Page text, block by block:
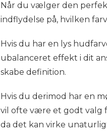
Når du vælger den
indflydelse på, hvilken
Hvis du har en lys
ubalanceret effekt i dit
skabe definition.
Hvis du derimod har en
vil ofte være et godt valg
da det kan virke